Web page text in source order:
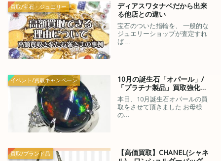
買取/宝石・ジュエリー
ディアスワタナベだから出来
る他店との違い
宝石のついた指輪を、 一般的な
ジュエリーショップが査定すれ
ば …
イベント/買取キャンペーン
10月の誕生石「オパール」/
「プラチナ製品」買取強化…
本日、10月誕生石オパールの買
取をさせて頂きました お母様
の…
買取/ブランド品
【高価買取】CHANEL(シャネ